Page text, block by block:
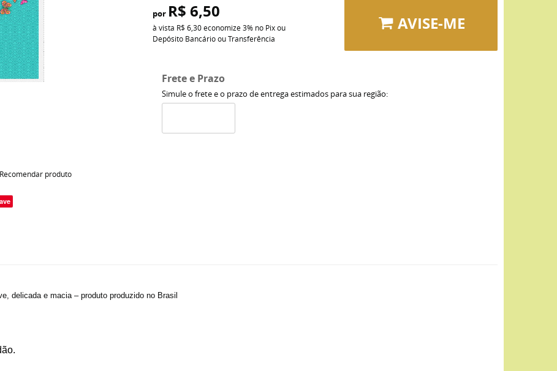
Recomendar produto
por R$ 6,50
à vista R$ 6,30economize3% no Pix ou
Depósito Bancário ou Transferência
AVISE-ME
Frete e Prazo
Simule o frete e o prazo de entrega estimados para sua região:
delicada e macia – produto produzido no Brasil